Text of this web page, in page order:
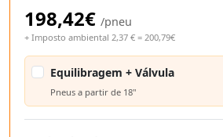
198,42€ /pneu
+ Imposto ambiental 2,37 € = 200,79€
Equilibragem + Válvula
Pneus a partir de 18"